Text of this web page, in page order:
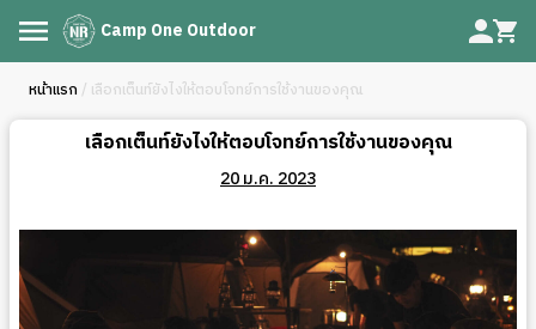
Camp One Outdoor
หน้าแรก / เลือกเต็นท์ยังไงให้ตอบโจทย์การใช้งานของคุณ
เลือกเต็นท์ยังไงให้ตอบโจทย์การใช้งานของคุณ
20 ม.ค. 2023